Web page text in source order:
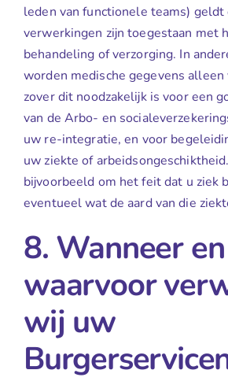
leden van functionele teams) geldt
verwerkingen zijn toegestaan met
behandeling of verzorging. In
worden medische gegevens
zover dit noodzakelijk is voor een
van de Arbo- en
uw re-integratie, en voor
uw ziekte of
bijvoorbeeld om het feit dat u ziek
eventueel wat de aard van die
8. Wanneer en
waarvoor
wij uw